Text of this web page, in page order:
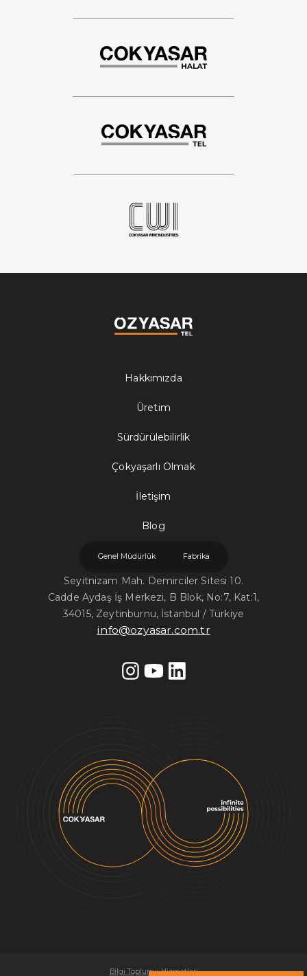
Hakkımızda
Üretim
Sürdürülebilirlik
Çokyaşarlı Olmak
İletişim
Blog
Genel Müdürlük Fabrika
Seyitnizam Mah. Demirciler Sitesi 10.
Cadde Aydaş İş Merkezi, B Blok, No:7, Kat:1,
34015, Zeytinburnu, İstanbul / Türkiye
info@ozyasar.com.tr
Bilgi Toplumu Hizmetleri